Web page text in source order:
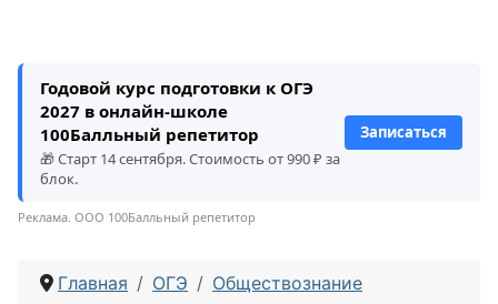
Годовой курс подготовки к ОГЭ
2027 в онлайн-школе
100Балльный репетитор
🎁 Старт 14 сентября. Стоимость от 990 ₽ за
блок.
Записаться
Реклама. ООО 100Балльный репетитор
Главная ОГЭ Обществознание